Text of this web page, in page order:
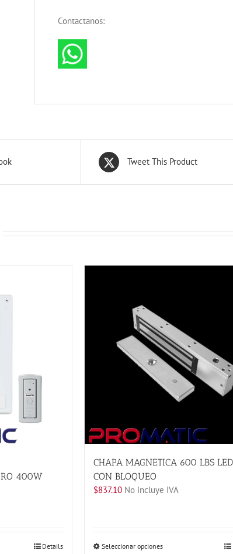
Contactanos:
Tweet This Product
400W
Details
CHAPA MAGNETICA 600 LBS LED
CON BLOQUEO
$837.10 No incluye IVA
Seleccionar opcionesEste